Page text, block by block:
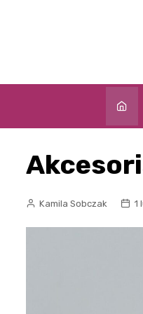
Kamila Sobczak 1